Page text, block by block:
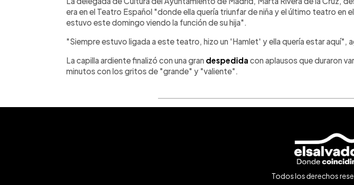
era en el Teatro Español "donde ella quería triunfar de niña y el último teatro en
estuvo este domingo viendo la función de su hija".
"Siempre estuvo ligada a este teatro, hizo un 'Hamlet' y ella quería estar aquí",
La capilla ardiente finalizó con una gran despedida con aplausos que duraron
minutos con los gritos de "grande" y "valiente".
Todos los derechos